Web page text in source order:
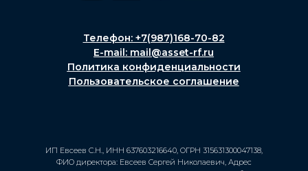
Телефон: +7(987)168-70-82
E-mail: mail@asset-rf.ru
Политика конфиденциальности
Пользовательское соглашение
ИП Евсеев С.Н., ИНН 637603216640, ОГРН 315631300047138,
ФИО директора: Евсеев Сергей Николаевич, Адрес